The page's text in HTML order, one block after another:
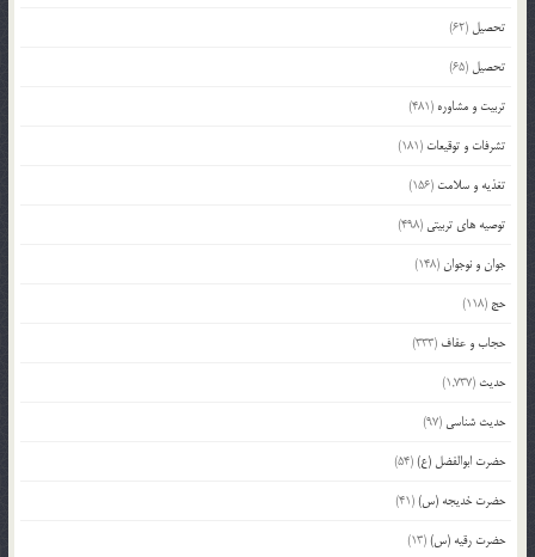
تحصیل (62)
تحصیل (65)
تربیت و مشاوره (481)
تشرفات و توقیعات (181)
تغذیه و سلامت (156)
توصیه های تربیتی (498)
جوان و نوجوان(148)
حج (118)
حجاب و عفاف (333)
حدیث (1,737)
حدیث شناسی (97)
حضرت ابوالفضل (ع)(54)
حضرت خدیجه (س)(41)
حضرت رقیه (س)(13)